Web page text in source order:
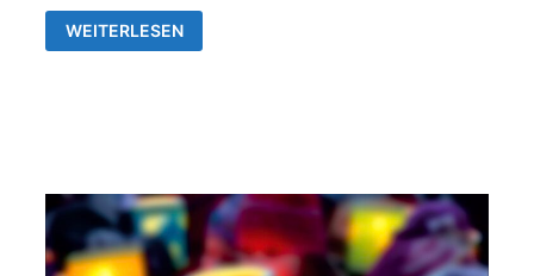
MUSIKALISCHER
ADVENTNACHMITTAG
WEITERLESEN